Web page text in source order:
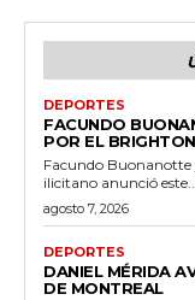
DEPORTES
FACUNDO
POR EL BRIGHTON
Facundo Buonanotte
ilicitano anunció este...
agosto 7, 2026
DEPORTES
DANIEL MÉRIDA
DE MONTREAL